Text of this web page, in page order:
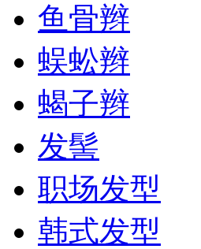
鱼骨辫
蜈蚣辫
蝎子辫
发髻
职场发型
韩式发型